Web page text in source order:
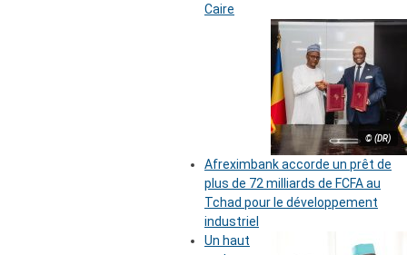
Caire
© (DR)
Afreximbank accorde un prêt de
plus de 72 milliards de FCFA au
Tchad pour le développement
industriel
Un haut